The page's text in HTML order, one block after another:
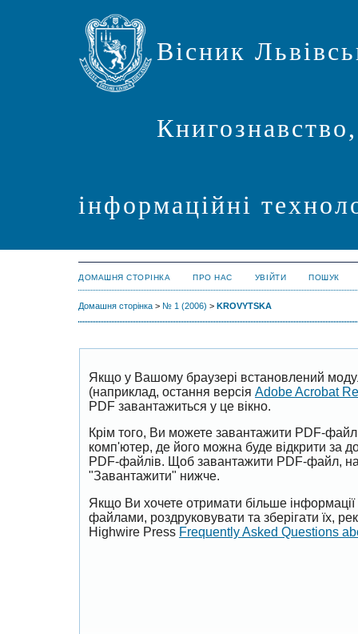
Вісник
інформаційні
ДОМАШНЯ СТОРІНКА ПРО НАС УВІЙТИ ПОШУК
Домашня сторінка > № 1 (2006) > KROVYTSKA
Якщо у Вашому браузері встановлений
(наприклад, остання версія Adobe Acrobat
PDF завантажиться у це вікно.
Крім того, Ви можете завантажити PDF-
комп'ютер, де його можна буде відкрити за
PDF-файлів. Щоб завантажити PDF-файл,
"Завантажити" нижче.
Якщо Ви хочете отримати більше
файлами, роздруковувати та зберігати їх,
Highwire Press Frequently Asked Questions